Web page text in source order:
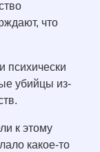
что
психически
убийцы из-
к этому
какое-то